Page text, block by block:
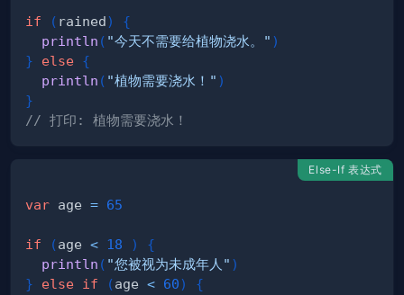
if ( rained)
{
println ( "今天不需要给植物浇水。" )
}
else {
println ( "植物需要浇水！" )
}
// 打印: 植物需要浇水！
Else-If 表达式
var age = 65
if (age < 18 )
{
println ( "您被视为未成年人" )
}
else if (age < 60)
{